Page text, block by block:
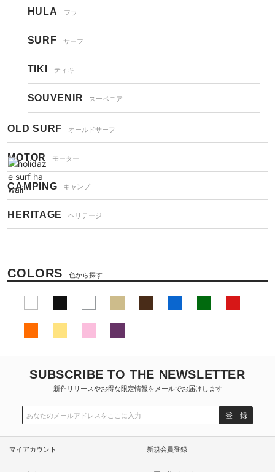
HULA フラ
SURF サーフ
TIKI ティキ
SOUVENIR スーベニア
OLD SURF オールドサーフ
MOTOR モーター
CAMPING キャンプ
HERITAGE ヘリテージ
COLORS 色から探す
SUBSCRIBE TO THE NEWSLETTER
新作リリースやお得な限定情報をメールでお届けします
登 録
マイアカウント 新規会員登録